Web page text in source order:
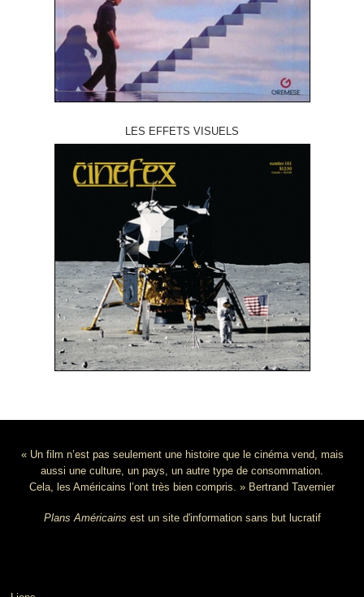
LES EFFETS VISUELS
« Un film n’est pas seulement une histoire que le cinéma vend, mais
aussi une culture, un pays, un autre type de consommation.
Cela, les Américains l’ont très bien compris. » Bertrand Tavernier
Plans Américains est un site d'information sans but lucratif